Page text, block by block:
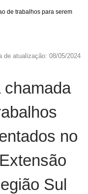
de trabalhos para serem
de atualização: 08/05/2024
chamada
no
Sul